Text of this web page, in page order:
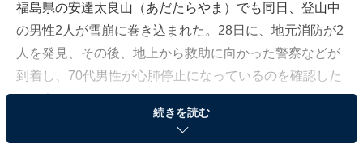
福島県の安達太良山（あだたらやま）でも同日、登山中
の男性2人が雪崩に巻き込まれた。28日に、地元消防が2
人を発見、その後、地上から救助に向かった警察などが
到着し、70代男性が心肺停止になっているのを確認した
という。
続きを読む